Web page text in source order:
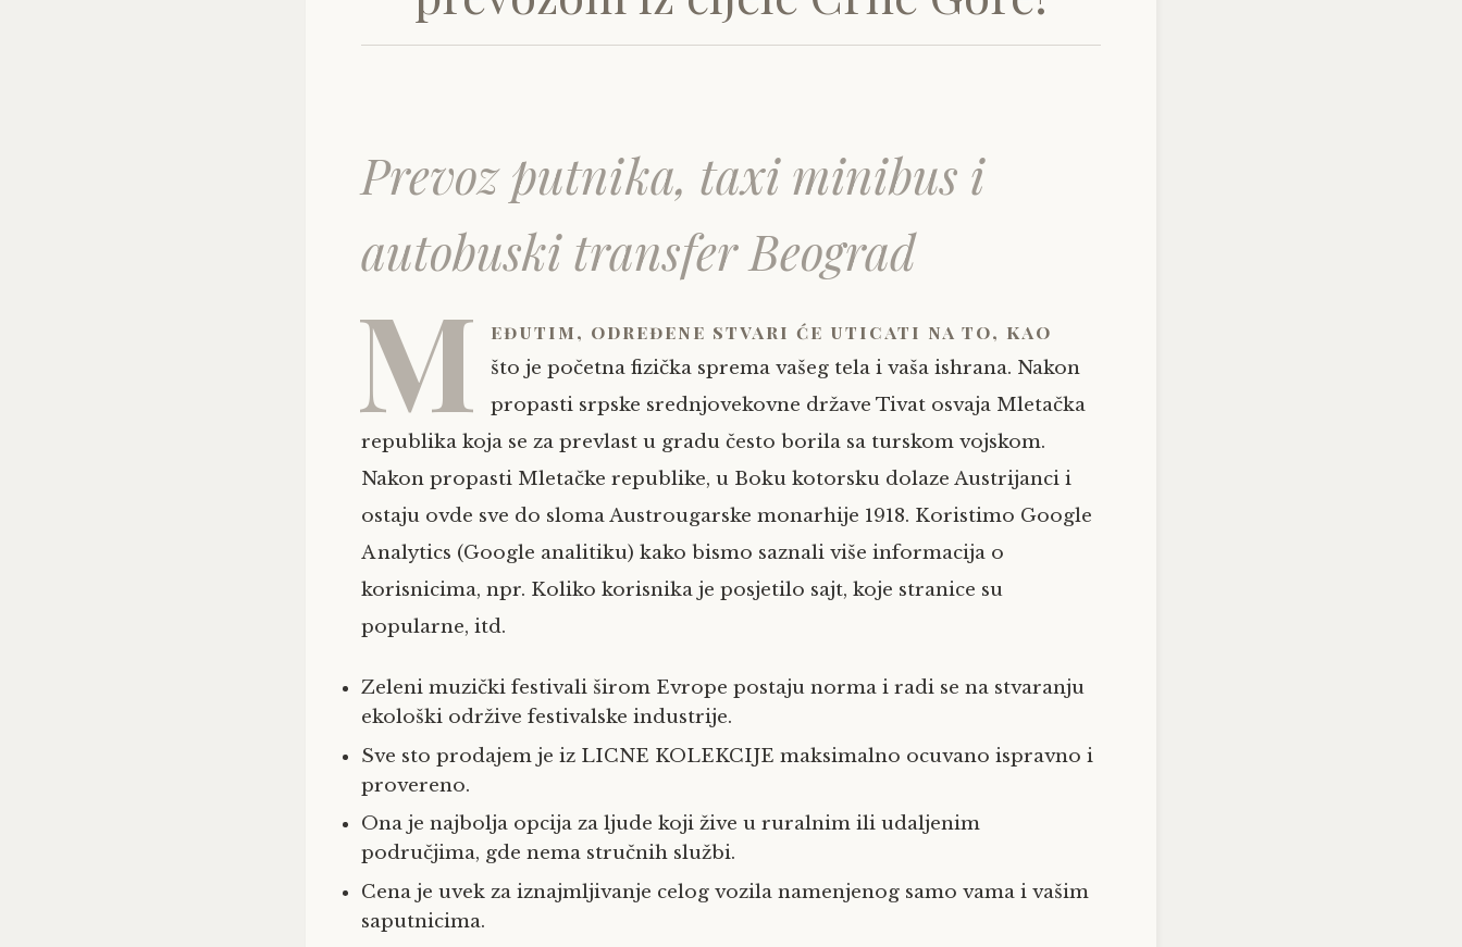
Prevoz putnika, taxi minibus i
autobuski transfer Beograd
M eđutim, određene stvari će uticati na to, kao
što je početna fizička sprema vašeg tela i vaša ishrana. Nakon
propasti srpske srednjovekovne države Tivat osvaja Mletačka
republika koja se za prevlast u gradu često borila sa turskom vojskom.
Nakon propasti Mletačke republike, u Boku kotorsku dolaze Austrijanci i
ostaju ovde sve do sloma Austrougarske monarhije 1918. Koristimo Google
Analytics (Google analitiku) kako bismo saznali više informacija o
korisnicima, npr. Koliko korisnika je posjetilo sajt, koje stranice su
popularne, itd.
Zeleni muzički festivali širom Evrope postaju norma i radi se na stvaranju
ekološki održive festivalske industrije.
Sve sto prodajem je iz LICNE KOLEKCIJE maksimalno ocuvano ispravno i
provereno.
Ona je najbolja opcija za ljude koji žive u ruralnim ili udaljenim
područjima, gde nema stručnih službi.
Cena je uvek za iznajmljivanje celog vozila namenjenog samo vama i vašim
saputnicima.